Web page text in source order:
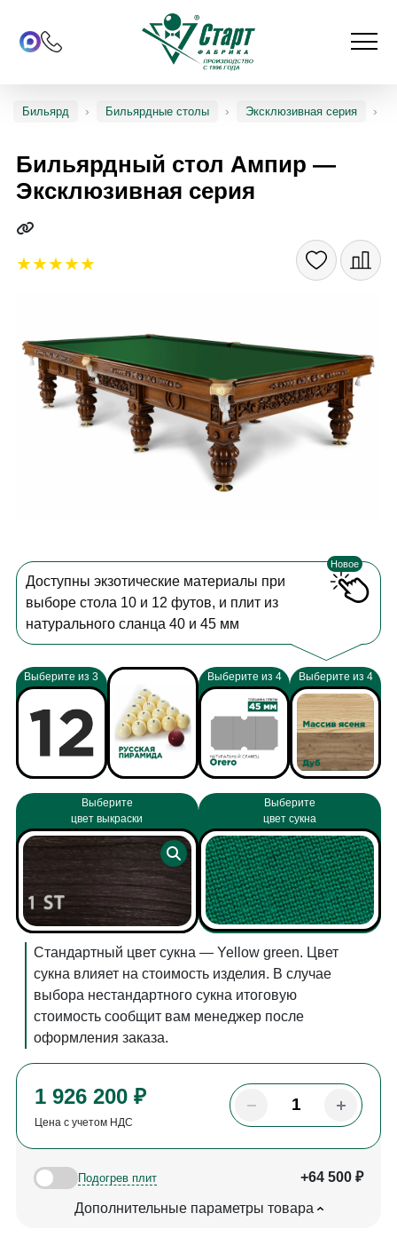
Бильярд Бильярдные столы Эксклюзивная серия
Бильярдный стол Ампир —
Эксклюзивная серия
1 926 200 ₽
Цена с учетом НДС
Подогрев плит +64 500 ₽
Дополнительные параметры товара
Новое
Доступны экзотические материалы при
выборе стола 10 и 12 футов, и плит из
натурального сланца 40 и 45 мм
Выберите из 3 Выберите из 4 Выберите из 4
Выберите
цвет выкраски
Выберите
цвет сукна
Стандартный цвет сукна — Yellow green. Цвет
сукна влияет на стоимость изделия. В случае
выбора нестандартного сукна итоговую
стоимость сообщит вам менеджер после
оформления заказа.